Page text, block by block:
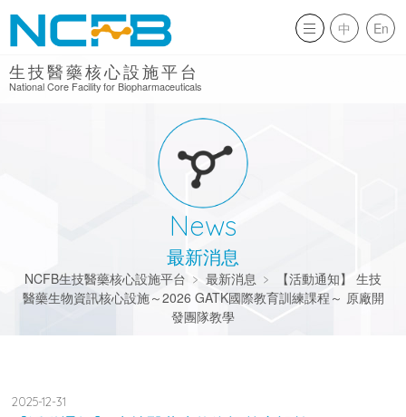
中 En
生技醫藥核心設施平台
National Core Facility for Biopharmaceuticals
NCFB生技醫藥核心設施平台 ﹥ 最新消息 ﹥
【活動通知】 生技
醫藥生物資訊核心設施～2026 GATK國際教育訓練課程～ 原廠開
發團隊教學
News
最新消息
2025-12-31